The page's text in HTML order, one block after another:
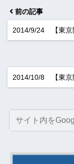
前の記事
2014/9/24 【東京
2014/10/8 【東京